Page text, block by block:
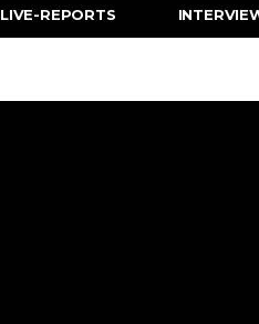
LIVE-REPORTS